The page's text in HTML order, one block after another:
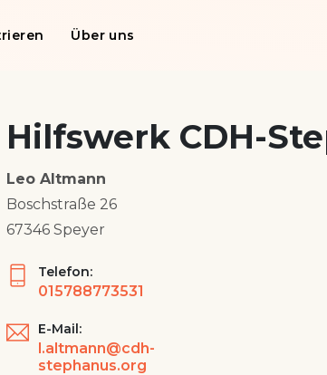
Über uns
Hilfswerk CDH-
Leo Altmann
Boschstraße 26
67346 Speyer
Telefon:
015788773531
E-Mail:
l.altmann@cdh-
stephanus.org